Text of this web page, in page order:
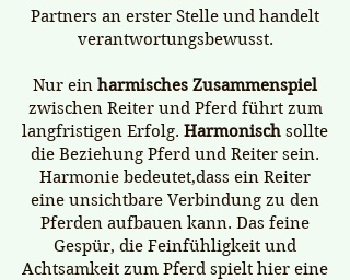
Partners an erster Stelle und handelt
verantwortungsbewusst.
Nur ein harmisches Zusammenspiel
zwischen Reiter und Pferd führt zum
langfristigen Erfolg. Harmonisch sollte
die Beziehung Pferd und Reiter sein.
Harmonie bedeutet,dass ein Reiter
eine unsichtbare Verbindung zu den
Pferden aufbauen kann. Das feine
Gespür, die Feinfühligkeit und
Achtsamkeit zum Pferd spielt hier eine